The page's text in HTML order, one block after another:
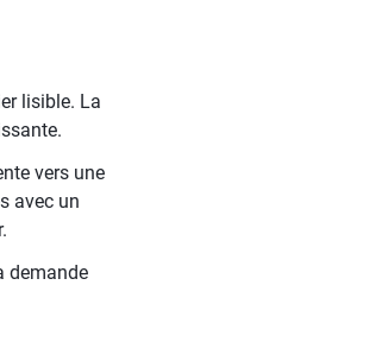
lisible. La
vers une
avec un
demande